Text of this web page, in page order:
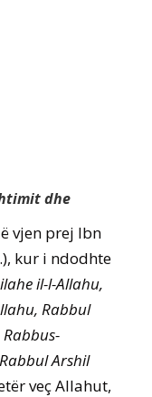
dhe
vjen prej Ibn
kur i ndodhte
il-l-Allahu,
Rabbul
Arshil
veç Allahut,